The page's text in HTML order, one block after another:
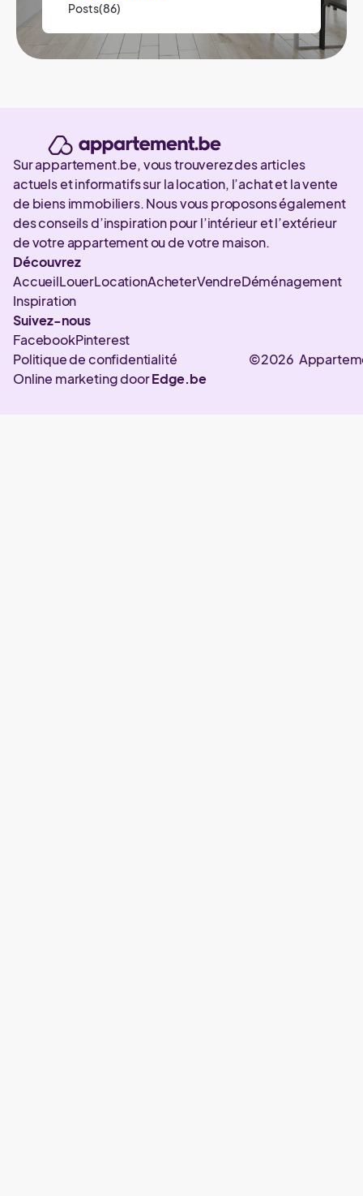
Posts(86)
Sur appartement.be, vous trouverez des articles
actuels et informatifs sur la location, l’achat et la vente
de biens immobiliers. Nous vous proposons également
des conseils d’inspiration pour l’intérieur et l’extérieur
de votre appartement ou de votre maison.
Découvrez
AccueilLouerLocationAcheterVendreDéménagement
Inspiration
Suivez-nous
FacebookPinterest
©2026
Politique de confidentialité
Online marketing doorEdge.be